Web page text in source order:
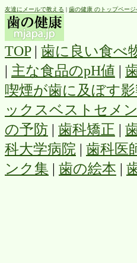
友達にメールで教える | 歯の健康 のトップページ
TOP| 歯に良い食べ
| 主な食品のpH値 |
喫煙が歯に及ぼす
ックスベストセメ
の予防 | 歯科矯正 |
科大学病院 | 歯科医
ンク集 | 歯の絵本 |